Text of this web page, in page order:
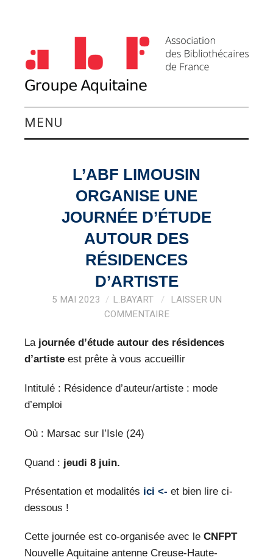
MENU
ACTIVITÉS DU
GROUPE
AGENDA
VEILLE PRO
RESSOURCES
OFFRES D’EMPLOIS
L’ABF LIMOUSIN
ORGANISE UNE
JOURNÉE D’ÉTUDE
AUTOUR DES
RÉSIDENCES
D’ARTISTE
5 MAI 2023 L.BAYART
LAISSER UN
COMMENTAIRE
La journée d’étude autour des résidences
d’artisteest prête à vous accueillir
Intitulé : Résidence d’auteur/artiste : mode
d’emploi
Où : Marsac sur l’Isle (24)
Quand : jeudi 8 juin.
Présentation et modalités ici <- et bien lire ci-
dessous !
Cette journée est co-organisée avec leCNFPT
Nouvelle Aquitaine antenne Creuse-Haute-